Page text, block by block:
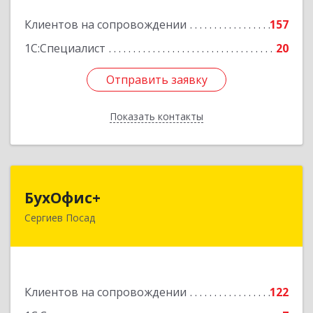
Клиентов на сопровождении
157
1С:Специалист
20
Отправить заявку
Показать контакты
Отправить заявку
Назад
БухОфис+
Сергиев Посад
Клиентов на сопровождении
122
141304, Московская обл, Сергиево-Посадский
Подробнее